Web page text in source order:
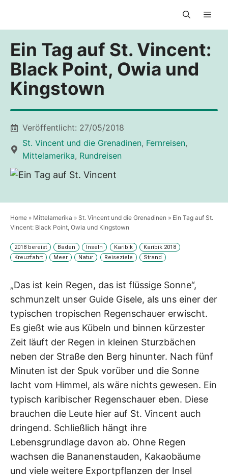
Ein Tag auf St. Vincent:
Black Point, Owia und
Kingstown
Veröffentlicht: 27/05/2018
St. Vincent und die Grenadinen, Fernreisen,
Mittelamerika, Rundreisen
Home » Mittelamerika » St. Vincent und die Grenadinen » Ein Tag auf St.
Vincent: Black Point, Owia und Kingstown
2018 bereist Baden Inseln Karibik
Karibik 2018
Kreuzfahrt
Meer Natur Reiseziele Strand
„Das ist kein Regen, das ist flüssige Sonne“,
schmunzelt unser Guide Gisele, als uns einer der
typischen tropischen Regenschauer erwischt.
Es gießt wie aus Kübeln und binnen kürzester
Zeit läuft der Regen in kleinen Sturzbächen
neben der Straße den Berg hinunter. Nach fünf
Minuten ist der Spuk vorüber und die Sonne
lacht vom Himmel, als wäre nichts gewesen. Ein
typisch karibischer Regenschauer eben. Diese
brauchen die Leute hier auf St. Vincent auch
dringend. Schließlich hängt ihre
Lebensgrundlage davon ab. Ohne Regen
wachsen die Bananenstauden, Kakaobäume
und viele weitere Exportpflanzen der Insel